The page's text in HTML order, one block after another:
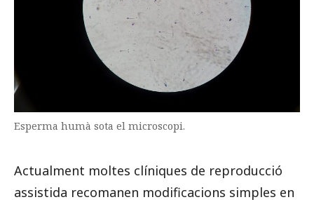
Esperma humà sota el microscopi.
Actualment moltes clíniques de reproducció
assistida recomanen modificacions simples en